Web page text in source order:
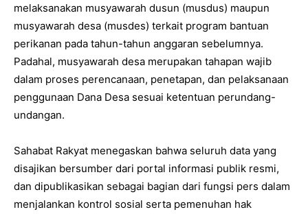
melaksanakan musyawarah dusun (musdus) maupun
musyawarah desa (musdes) terkait program bantuan
perikanan pada tahun-tahun anggaran sebelumnya.
Padahal, musyawarah desa merupakan tahapan wajib
dalam proses perencanaan, penetapan, dan pelaksanaan
penggunaan Dana Desa sesuai ketentuan perundang-
undangan.
‎Sahabat Rakyat menegaskan bahwa seluruh data yang
disajikan bersumber dari portal informasi publik resmi,
dan dipublikasikan sebagai bagian dari fungsi pers dalam
menjalankan kontrol sosial serta pemenuhan hak